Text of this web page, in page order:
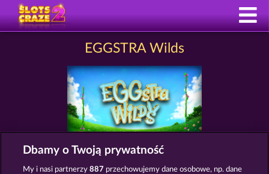
EGGSTRA Wilds
Zasady i warunki Polityka prywatności
Dbamy o Twoją prywatność
My i nasi partnerzy887 przechowujemy dane osobowe, np. dane